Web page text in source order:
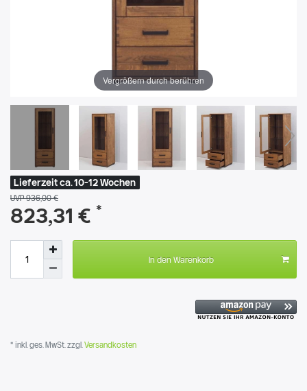
Vergrößern durch berühren
Lieferzeit ca. 10-12 Wochen
UVP 936,00 €
823,31 € *
In den Warenkorb
* inkl. ges. MwSt. zzgl. Versandkosten